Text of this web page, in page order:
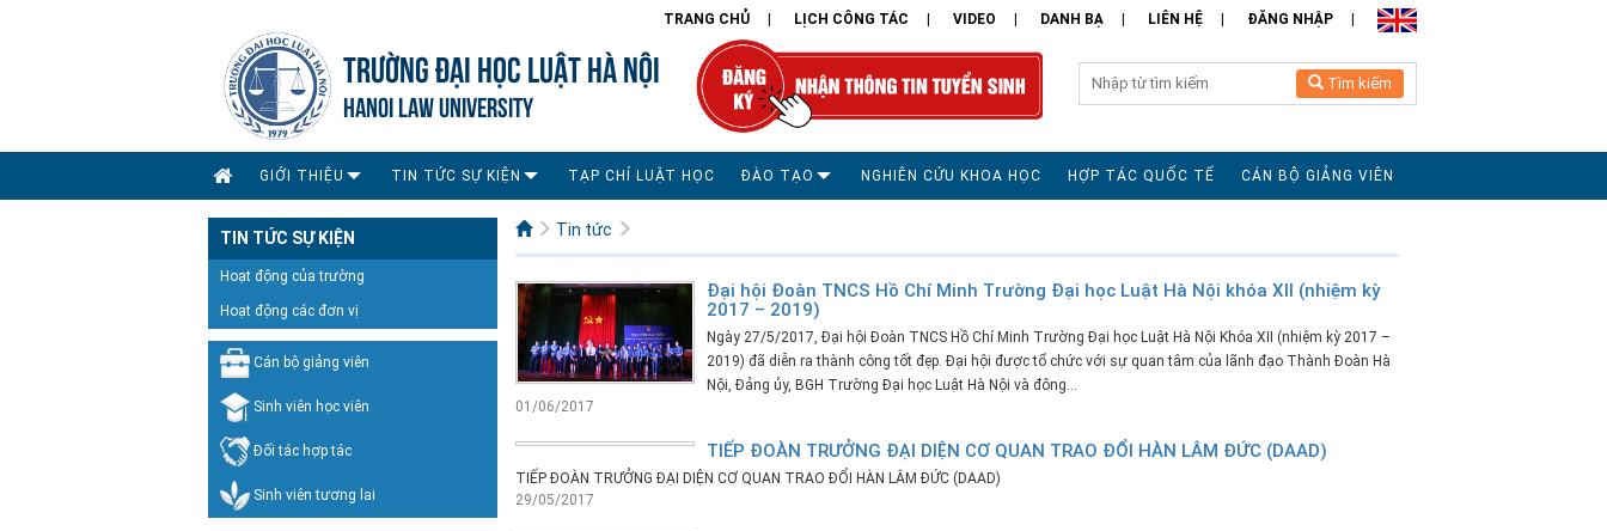
TRANG CHỦ LỊCH CÔNG TÁC VIDEO DANH BẠ LIÊN HỆ ĐĂNG NHẬP
TRƯỜNG ĐẠI HỌC LUẬT HÀ NỘI
HANOI LAW UNIVERSITY
Tìm kiếm
GIỚI THIỆU TIN TỨC SỰ KIỆN TẠP CHÍ LUẬT HỌC ĐÀO TẠO NGHIÊN CỨU KHOA HỌC HỢP TÁC QUỐC TẾ CÁN BỘ GIẢNG VIÊN
TIN TỨC SỰ KIỆN
Hoạt động của trường
Hoạt động các đơn vị
Cán bộ giảng viên
Sinh viên học viên
Đối tác hợp tác
Sinh viên tương lai
Tin tức
Đại hội Đoàn TNCS Hồ Chí Minh Trường Đại học Luật Hà Nội khóa XII (nhiệm kỳ
2017 – 2019)
Ngày 27/5/2017, Đại hội Đoàn TNCS Hồ Chí Minh Trường Đại học Luật Hà Nội Khóa XII (nhiệm kỳ 2017 –
2019) đã diễn ra thành công tốt đẹp. Đại hội được tổ chức với sự quan tâm của lãnh đạo Thành Đoàn Hà
Nội, Đảng ủy, BGH Trường Đại học Luật Hà Nội và đông...
01/06/2017
TIẾP ĐOÀN TRƯỞNG ĐẠI DIỆN CƠ QUAN TRAO ĐỔI HÀN LÂM ĐỨC (DAAD)
TIẾP ĐOÀN TRƯỞNG ĐẠI DIỆN CƠ QUAN TRAO ĐỔI HÀN LÂM ĐỨC (DAAD)
29/05/2017